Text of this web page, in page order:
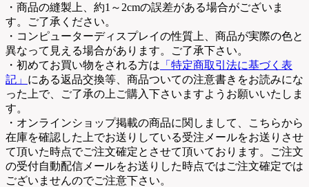
・商品の縫製上、約1～2cmの誤差がある場合がございま
す。ご了承ください。
・コンピューターディスプレイの性質上、商品が実際の色と
異なって見える場合があります。ご了承下さい。
・初めてお買い物をされる方は 「特定商取引法に基づく表
記」 にある返品交換等、商品ついての注意書きをお読みにな
った上で、ご了承の上ご購入下さいますようお願いいたしま
す。
・オンラインショップ掲載の商品に関しまして、こちらから
在庫を確認した上でお送りしている受注メールをお送りさせ
て頂いた時点でご注文確定とさせて頂いております。ご注文
の受付自動配信メールをお送りした時点ではご注文確定では
ございませんのでご注意下さい。